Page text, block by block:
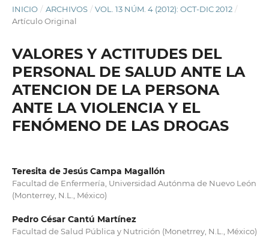
INICIO / ARCHIVOS / VOL. 13 NÚM. 4 (2012): OCT-DIC 2012 /
Artículo Original
VALORES Y ACTITUDES DEL
PERSONAL DE SALUD ANTE LA
ATENCION DE LA PERSONA
ANTE LA VIOLENCIA Y EL
FENÓMENO DE LAS DROGAS
Teresita de Jesús Campa Magallón
Facultad de Enfermería, Universidad Autónma de Nuevo León
(Monterrey, N.L., México)
Pedro César Cantú Martínez
Facultad de Salud Pública y Nutrición (Monetrrey, N.L., México)